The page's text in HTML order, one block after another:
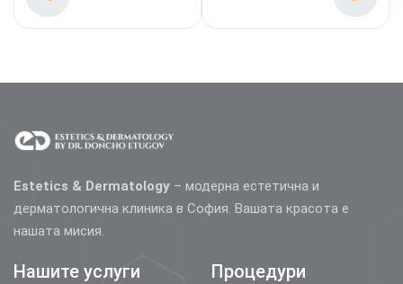
Estetics & Dermatology – модерна естетична и
дерматологична клиника в София. Вашата красота е
нашата мисия.
Нашите услуги Процедури